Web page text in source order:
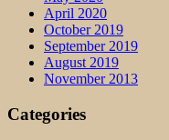
April 2020
October 2019
September 2019
August 2019
November 2013
Categories